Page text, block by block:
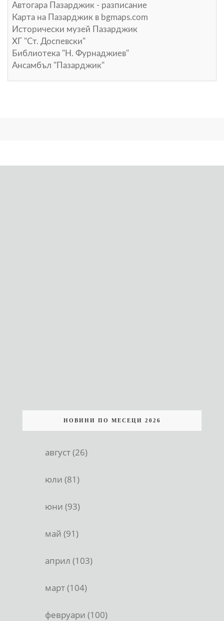
Автогара Пазарджик - разписание
Карта на Пазарджик в bgmaps.com
Исторически музей Пазарджик
ХГ "Ст. Доспевски"
Библиотека "Н. Фурнаджиев"
Ансамбъл "Пазарджик"
НОВИНИ ПО МЕСЕЦИ 2026
август (26)
юли (81)
юни (93)
май (91)
април (103)
март (104)
февруари (100)